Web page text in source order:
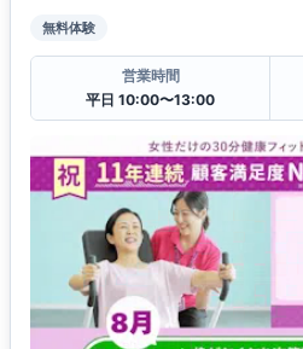
無料体験
営業時間
平日 10:00〜13:00